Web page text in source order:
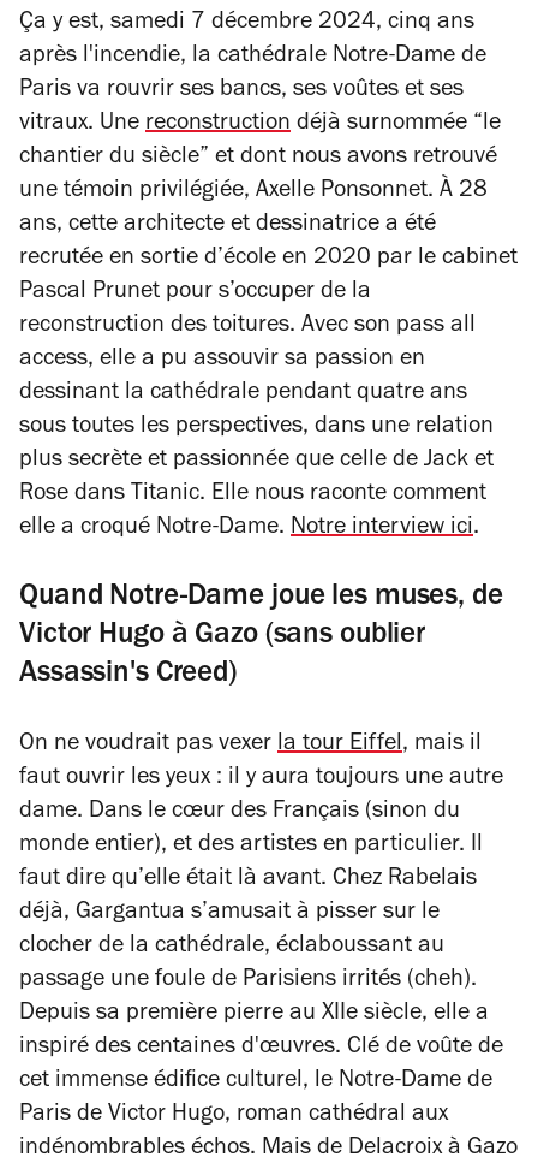
Ça y est, samedi 7 décembre 2024, cinq ans
après l'incendie, la cathédrale Notre-Dame de
Paris va rouvrir ses bancs, ses voûtes et ses
vitraux. Une reconstruction déjà surnommée “le
chantier du siècle” et dont nous avons retrouvé
une témoin privilégiée, Axelle Ponsonnet. À 28
ans, cette architecte et dessinatrice a été
recrutée en sortie d’école en 2020 par le cabinet
Pascal Prunet pour s’occuper de la
reconstruction des toitures. Avec son pass all
access, elle a pu assouvir sa passion en
dessinant la cathédrale pendant quatre ans
sous toutes les perspectives, dans une relation
plus secrète et passionnée que celle de Jack et
Rose dans Titanic. Elle nous raconte comment
elle a croqué Notre-Dame. Notre interview ici.
Quand Notre-Dame joue les muses, de
Victor Hugo à Gazo (sans oublier
Assassin's Creed)
On ne voudrait pas vexer la tour Eiffel, mais il
faut ouvrir les yeux : il y aura toujours une autre
dame. Dans le cœur des Français (sinon du
monde entier), et des artistes en particulier. Il
faut dire qu’elle était là avant. Chez Rabelais
déjà, Gargantua s’amusait à pisser sur le
clocher de la cathédrale, éclaboussant au
passage une foule de Parisiens irrités (cheh).
Depuis sa première pierre au XIIe siècle, elle a
inspiré des centaines d'œuvres. Clé de voûte de
cet immense édifice culturel, le Notre-Dame de
Paris de Victor Hugo, roman cathédral aux
indénombrables échos. Mais de Delacroix à Gazo